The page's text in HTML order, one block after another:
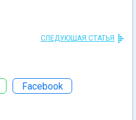
СЛЕДУЮЩАЯ СТАТЬЯ
Facebook